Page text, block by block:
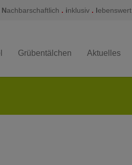
Nachbarschaftlich . inklusiv . lebenswert
Grübentälchen Aktuelles